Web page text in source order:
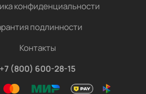
конфиденциальности
подлинности
Контакты
+7 (800) 600-28-15